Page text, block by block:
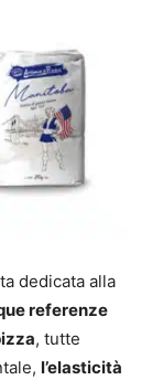
dedicata alla
referenze
, tutte
l’elasticità